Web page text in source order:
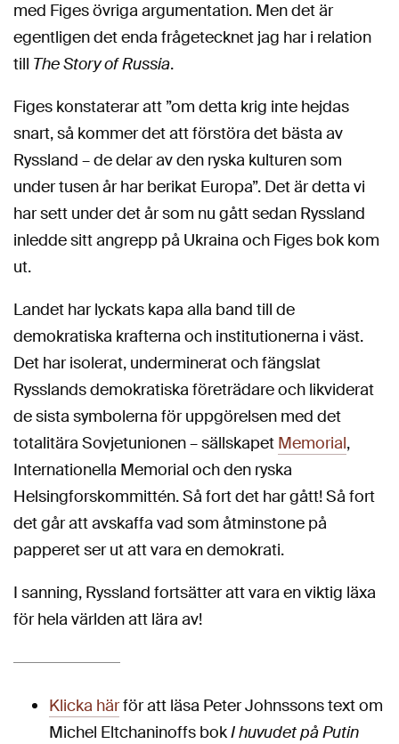
med Figes övriga argumentation. Men det är
egentligen det enda frågetecknet jag har i relation
till The Story of Russia.
Figes konstaterar att ”om detta krig inte hejdas
snart, så kommer det att förstöra det bästa av
Ryssland – de delar av den ryska kulturen som
under tusen år har berikat Europa”. Det är detta vi
har sett under det år som nu gått sedan Ryssland
inledde sitt angrepp på Ukraina och Figes bok kom
ut.
Landet har lyckats kapa alla band till de
demokratiska krafterna och institutionerna i väst.
Det har isolerat, underminerat och fängslat
Rysslands demokratiska företrädare och likviderat
de sista symbolerna för uppgörelsen med det
totalitära Sovjetunionen – sällskapet Memorial,
Internationella Memorial och den ryska
Helsingforskommittén. Så fort det har gått! Så fort
det går att avskaffa vad som åtminstone på
papperet ser ut att vara en demokrati.
I sanning, Ryssland fortsätter att vara en viktig läxa
för hela världen att lära av!
Klicka härför att läsa Peter Johnssons text om
Michel Eltchaninoffs bokI huvudet på Putin